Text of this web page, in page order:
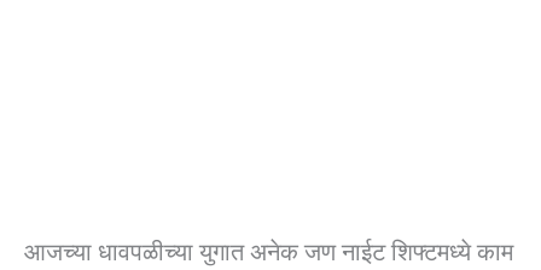
आजच्या धावपळीच्या युगात अनेक जण नाईट शिफ्टमध्ये काम